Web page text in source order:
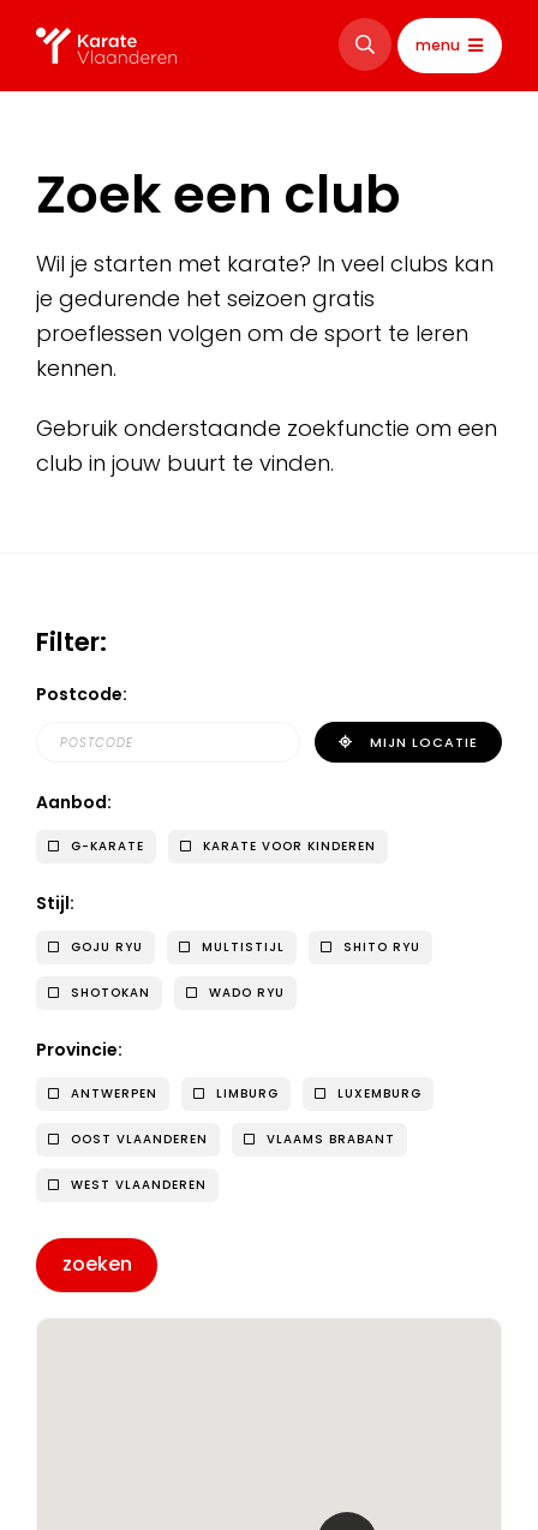
menu
Zoek een club
Wil je starten met karate? In veel clubs kan
je gedurende het seizoen gratis
proeflessen volgen om de sport te leren
kennen.
Gebruik onderstaande zoekfunctie om een
club in jouw buurt te vinden.
Filter:
Postcode:
MIJN LOCATIE
Aanbod:
G-KARATE KARATE VOOR KINDEREN
Stijl:
GOJU RYU MULTISTIJL SHITO RYU
SHOTOKAN WADO RYU
Provincie:
ANTWERPEN LIMBURG LUXEMBURG
OOST VLAANDEREN VLAAMS BRABANT
WEST VLAANDEREN